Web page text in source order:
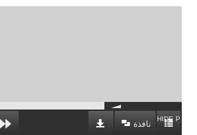
HIDE
نافذة